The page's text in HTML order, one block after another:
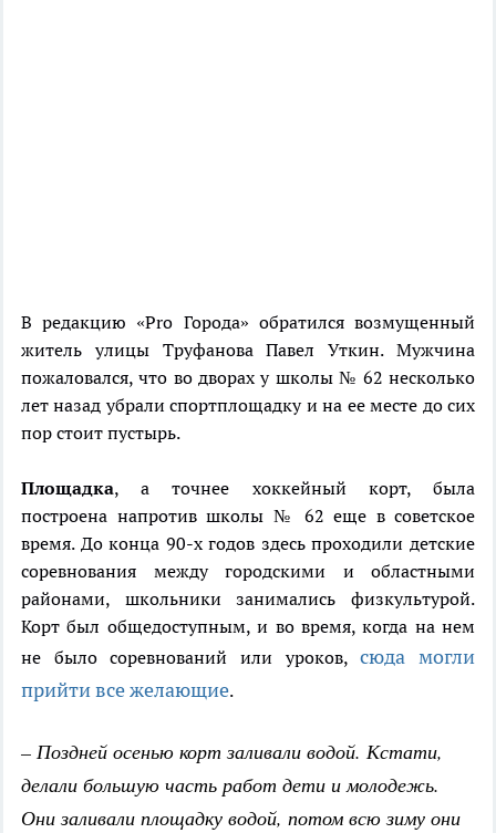
В редакцию «Pro Города» обратился возмущенный
житель улицы Труфанова Павел Уткин. Мужчина
пожаловался, что во дворах у школы № 62 несколько
лет назад убрали спортплощадку и на ее месте до сих
пор стоит пустырь.
Площадка, а точнее хоккейный корт, была
построена напротив школы № 62 еще в советское
время. До конца 90-х годов здесь проходили детские
соревнования между городскими и областными
районами, школьники занимались физкультурой.
Корт был общедоступным, и во время, когда на нем
не было соревнований или уроков,сюда могли
прийти все желающие.
– Поздней осенью корт заливали водой. Кстати,
делали большую часть работ дети и молодежь.
Они заливали площадку водой, потом всю зиму они